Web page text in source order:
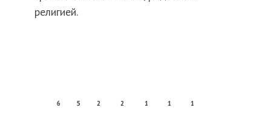
религией.
6 5 2 2 1 1 1